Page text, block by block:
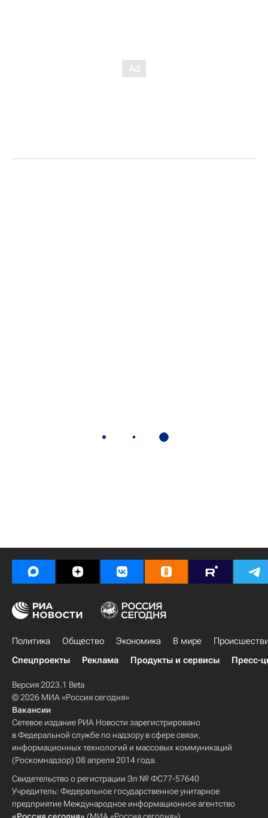
Политика Общество Экономика В мире
Спецпроекты
Реклама Продукты и сервисы Пресс-
Версия 2023.1 Beta
© 2026 МИА «Россия сегодня»
Вакансии
Сетевое издание РИА Новости зарегистрировано
в Федеральной службе по надзору в сфере связи,
информационных технологий и массовых коммуникаций
(Роскомнадзор) 08 апреля 2014 года.
Свидетельство о регистрации Эл № ФС77-57640
Учредитель: Федеральное государственное унитарное
предприятие Международное информационное агентство